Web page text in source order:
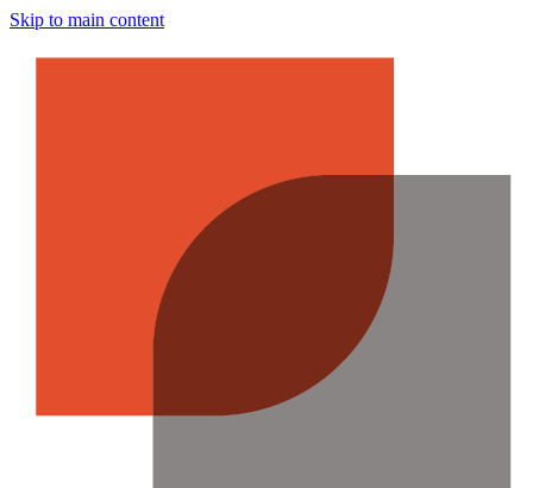
Skip to main content